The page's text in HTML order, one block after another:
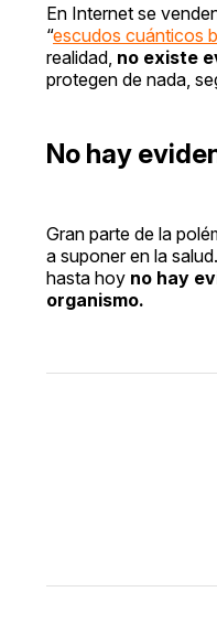
En Internet se
“escudos cuánticos
realidad, no existe
protegen de nada,
No hay
Gran parte de la
a suponer en la
hasta hoy no hay
organismo.